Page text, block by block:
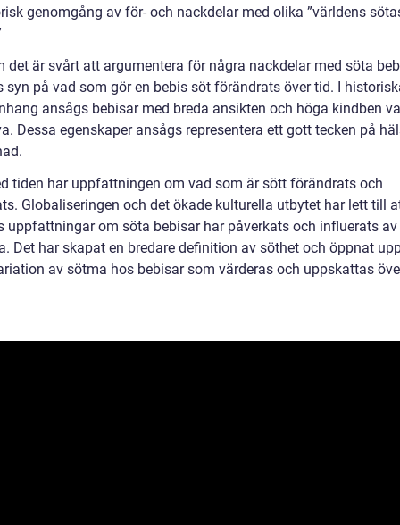
genomgång av för- och nackdelar med olika ”världens
det är svårt att argumentera för några nackdelar med söta
syn på vad som gör en bebis söt förändrats över tid. I
ansågs bebisar med breda ansikten och höga kindben
Dessa egenskaper ansågs representera ett gott tecken på
tiden har uppfattningen om vad som är sött förändrats och
Globaliseringen och det ökade kulturella utbytet har lett till
uppfattningar om söta bebisar har påverkats och influerats av
Det har skapat en bredare definition av söthet och öppnat
av sötma hos bebisar som värderas och uppskattas